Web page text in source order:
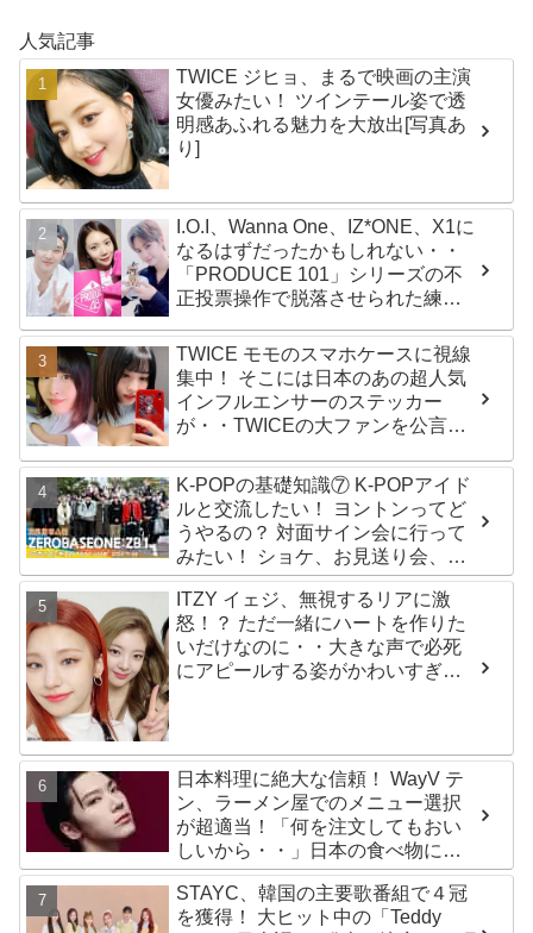
人気記事
TWICE ジヒョ、まるで映画の主演
女優みたい！ ツインテール姿で透
明感あふれる魅力を大放出[写真あ
り]
I.O.I、Wanna One、IZ*ONE、X1に
なるはずだったかもしれない・・
「PRODUCE 101」シリーズの不
正投票操作で脱落させられた練習
TWICE モモのスマホケースに視線
集中！ そこには日本のあの超人気
インフルエンサーのステッカー
が・・TWICEの大ファンを公言す
「成功したファン」だと話題沸騰
K-POPの基礎知識⑦ K-POPアイド
ルと交流したい！ ヨントンってど
うやるの？ 対面サイン会に行って
みたい！ ショケ、お見送り会、握
手会・・・リリースイベントあれ
これを紹介
ITZY イェジ、無視するリアに激
怒！？ ただ一緒にハートを作りた
いだけなのに・・大きな声で必死
にアピールする姿がかわいすぎる
日本料理に絶大な信頼！ WayV テ
ン、ラーメン屋でのメニュー選択
が超適当！「何を注文してもおい
しいから・・」日本の食べ物に関
する持論を明かす
STAYC、韓国の主要歌番組で４冠
を獲得！ 大ヒット中の「Teddy